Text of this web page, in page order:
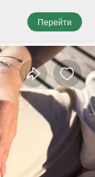
Перейти